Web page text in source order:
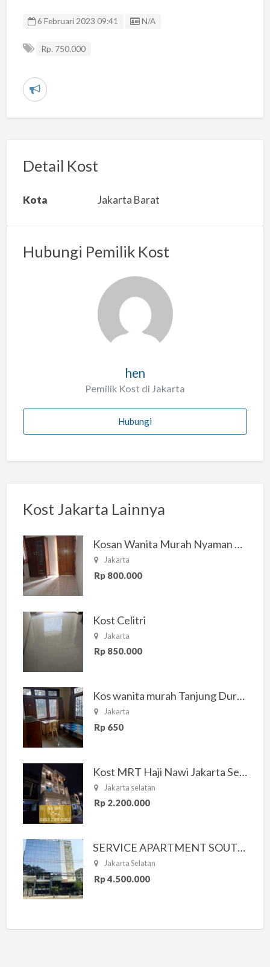
6 Februari 2023 09:41 Listing ID
N/A
Rp. 750.000
L
r
a
s
Detail Kost
Kota Jakarta Barat
Hubungi Pemilik Kost
hen
Pemilik Kost di Jakarta
Hubungi
Kost Jakarta Lainnya
Kosan Wanita Murah Nyaman di Jakarta Selatan
Jakarta
Rp 800.000
Kost Celitri
Jakarta
Rp 850.000
Kos wanita murah Tanjung Duren Jakarta Barat
Jakarta
Rp 650
Kost MRT Haji Nawi Jakarta Selatan
Jakarta selatan
Rp 2.200.000
SERVICE APARTMENT SOUTH RESIDENCE
Jakarta Selatan
Rp 4.500.000